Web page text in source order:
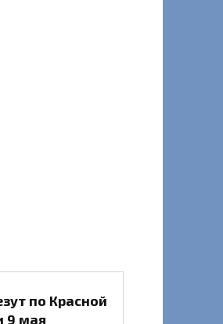
по Красной
9 мая